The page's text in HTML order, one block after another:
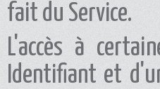
fait du Service.
L'accès à
Identifiant et